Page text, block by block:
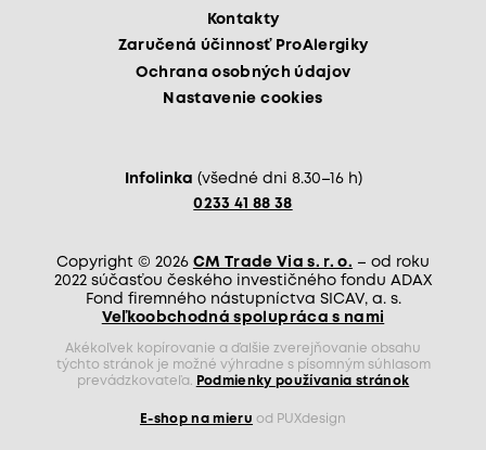
Kontakty
Zaručená účinnosť ProAlergiky
Ochrana osobných údajov
Nastavenie cookies
Infolinka (všedné dni 8.30–16 h)
0233 41 88 38
Copyright © 2026 CM Trade Via s. r. o. – od roku
2022 súčasťou českého investičného fondu ADAX
Fond firemného nástupníctva SICAV, a. s.
Veľkoobchodná spolupráca s nami
Akékoľvek kopírovanie a ďalšie zverejňovanie obsahu
týchto stránok je možné výhradne s písomným súhlasom
prevádzkovateľa.
Podmienky používania stránok
E-shop na mieru od PUXdesign